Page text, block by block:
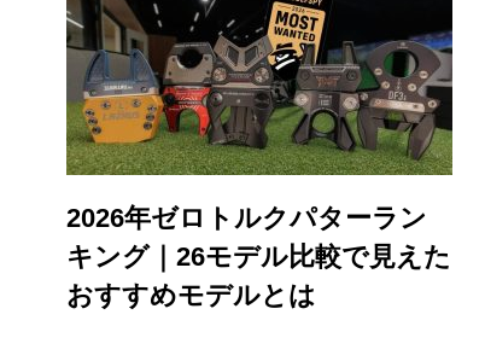
2026年ゼロトルクパターラン
キング｜26モデル比較で見えた
おすすめモデルとは